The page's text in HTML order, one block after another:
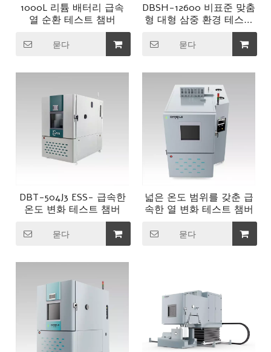
1000L 리튬 배터리 급속
열 순환 테스트 챔버
묻다
DBSH-12600 비표준 맞춤
형 대형 삼중 환경 테스트
묻다
DBT-504J3 ESS- 급속한
온도 변화 테스트 챔버
묻다
넓은 온도 범위를 갖춘 급
속한 열 변화 테스트 챔버
묻다